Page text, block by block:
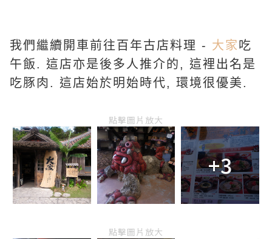
我們繼續開車前往百年古店料理 - 大家吃
午飯. 這店亦是後多人推介的, 這裡出名是
吃豚肉. 這店始於明始時代, 環境很優美.
點擊圖片放大
+3
點擊圖片放大